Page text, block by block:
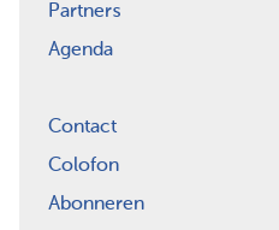
Partners
Agenda
Contact
Colofon
Abonneren